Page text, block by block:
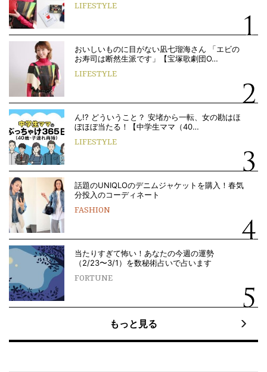
LIFESTYLE
おいしいものに目がない凪七瑠海さん 「エビの
お寿司は断然生派です」【宝塚歌劇団O…
LIFESTYLE
ん!? どういうこと？ 安堵から一転、女の勘はほ
ぼほぼ当たる！【中学生ママ（40…
LIFESTYLE
話題のUNIQLOのデニムジャケットを購入！春気
分投入のコーディネート
FASHION
当たりすぎて怖い！あなたの今週の運勢
（2/23〜3/1）を数秘術占いで占います
FORTUNE
もっと見る